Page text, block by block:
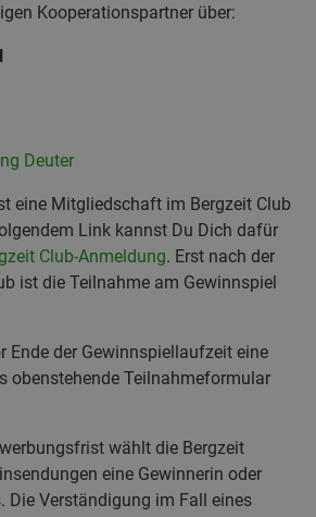
Kooperationspartner über:
Deuter
eine Mitgliedschaft im Bergzeit Club
Link kannst Du Dich dafür
Club-Anmeldung. Erst nach der
ist die Teilnahme am Gewinnspiel
Ende der Gewinnspiellaufzeit eine
obenstehende Teilnahmeformular
wählt die Bergzeit
eine Gewinnerin oder
Die Verständigung im Fall eines